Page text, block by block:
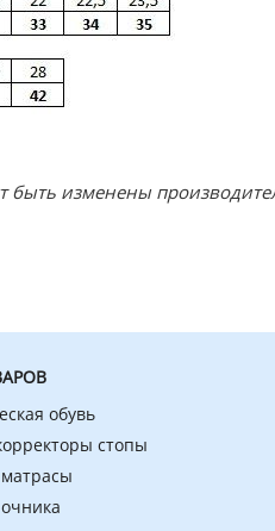
изменены
обувь
стопы